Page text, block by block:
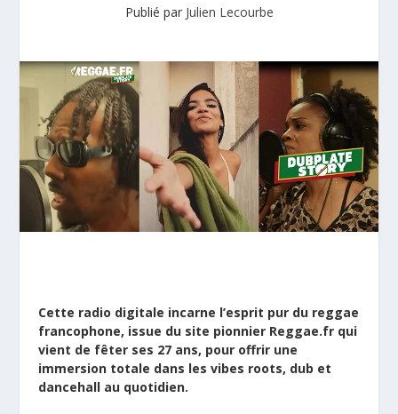
Publié par Julien Lecourbe
Cette radio digitale incarne l’esprit pur du reggae
francophone, issue du site pionnier Reggae.fr qui
vient de fêter ses 27 ans, pour offrir une
immersion totale dans les vibes roots, dub et
dancehall au quotidien.